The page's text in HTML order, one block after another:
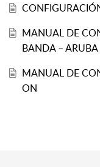
MANUAL DE
BANDA – ARUBA
MANUAL DE
ON